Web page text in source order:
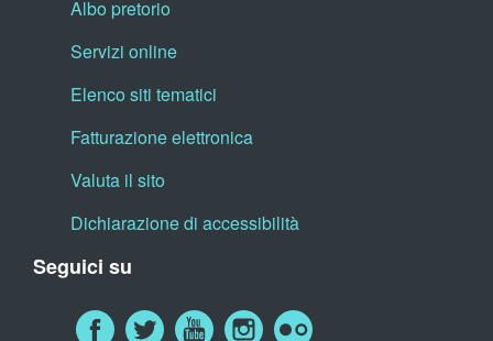
Albo pretorio
Servizi online
Elenco siti tematici
Fatturazione elettronica
Valuta il sito
Dichiarazione di accessibilità
Seguici su